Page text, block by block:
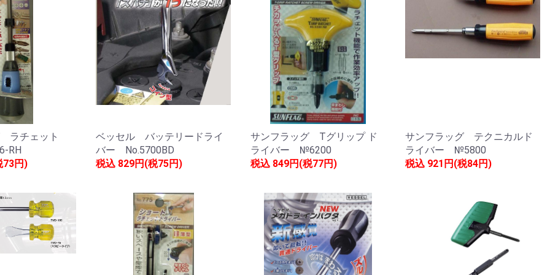
ラチェット
RH
73円)
ベッセル バッテリードライ
バー No.5700BD
税込 829円(税75円)
サンフラッグ Tグリップ ド
ライバー №6200
税込 849円(税77円)
サンフラッグ テクニカルド
ライバー №5800
税込 921円(税84円)